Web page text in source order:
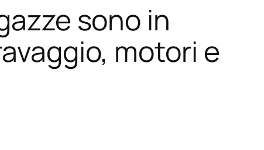
sono in
motori e